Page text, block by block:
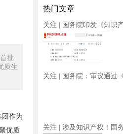
批
质生
作为
优质
热门文章